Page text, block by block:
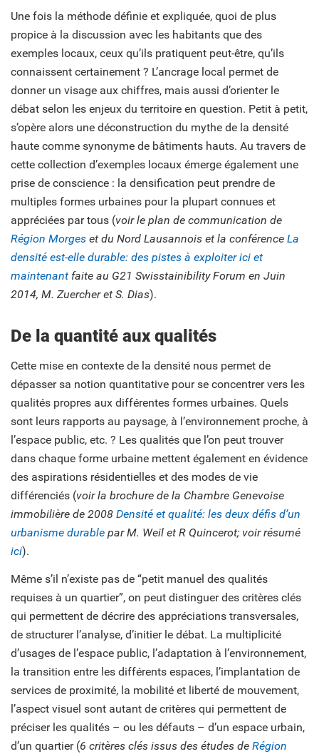
Une fois la méthode définie et expliquée, quoi de plus
propice à la discussion avec les habitants que des
exemples locaux, ceux qu’ils pratiquent peut-être, qu’ils
connaissent certainement ? L’ancrage local permet de
donner un visage aux chiffres, mais aussi d’orienter le
débat selon les enjeux du territoire en question. Petit à petit,
s’opère alors une déconstruction du mythe de la densité
haute comme synonyme de bâtiments hauts. Au travers de
cette collection d’exemples locaux émerge également une
prise de conscience : la densification peut prendre de
multiples formes urbaines pour la plupart connues et
appréciées par tous (voir le plan de communication de
Région Morges et du Nord Lausannois et la conférence La
densité est-elle durable: des pistes à exploiter ici et
maintenant faite au G21 Swisstainibility Forum en Juin
2014, M. Zuercher et S. Dias).
De la quantité aux qualités
Cette mise en contexte de la densité nous permet de
dépasser sa notion quantitative pour se concentrer vers les
qualités propres aux différentes formes urbaines. Quels
sont leurs rapports au paysage, à l’environnement proche, à
l’espace public, etc. ? Les qualités que l’on peut trouver
dans chaque forme urbaine mettent également en évidence
des aspirations résidentielles et des modes de vie
différenciés (voir la brochure de la Chambre Genevoise
immobilière de 2008 Densité et qualité: les deux défis d’un
urbanisme durable par M. Weil et R Quincerot; voir résumé
ici).
Même s’il n’existe pas de “petit manuel des qualités
requises à un quartier”, on peut distinguer des critères clés
qui permettent de décrire des appréciations transversales,
de structurer l’analyse, d’initier le débat. La multiplicité
d’usages de l’espace public, l’adaptation à l’environnement,
la transition entre les différents espaces, l’implantation de
services de proximité, la mobilité et liberté de mouvement,
l’aspect visuel sont autant de critères qui permettent de
préciser les qualités – ou les défauts – d’un espace urbain,
d’un quartier (6 critères clés issus des études de Région